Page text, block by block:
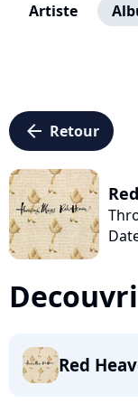
Artiste
arrow_left Retour
Red